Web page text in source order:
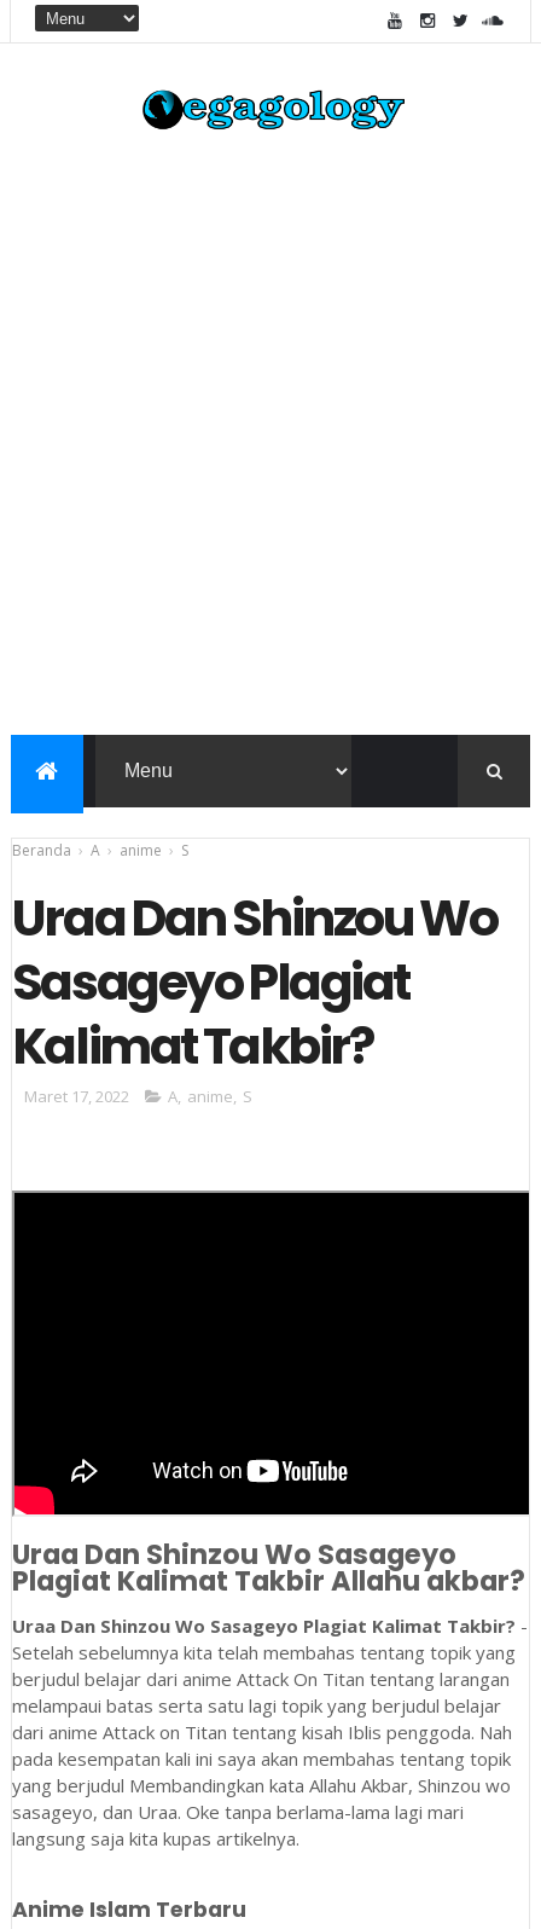
Beranda › A › anime › S
Uraa Dan Shinzou Wo
Sasageyo Plagiat
Kalimat Takbir?
Maret 17, 2022 A, anime S
Uraa Dan Shinzou Wo Sasageyo
Plagiat Kalimat Takbir Allahu akbar?
Uraa Dan Shinzou Wo Sasageyo Plagiat Kalimat Takbir? -
Setelah sebelumnya kita telah membahas tentang topik yang
berjudul belajar dari anime Attack On Titan tentang larangan
melampaui batas serta satu lagi topik yang berjudul belajar
dari anime Attack on Titan tentang kisah Iblis penggoda. Nah
pada kesempatan kali ini saya akan membahas tentang topik
yang berjudul Membandingkan kata Allahu Akbar, Shinzou wo
sasageyo, dan Uraa. Oke tanpa berlama-lama lagi mari
langsung saja kita kupas artikelnya.
Anime Islam Terbaru